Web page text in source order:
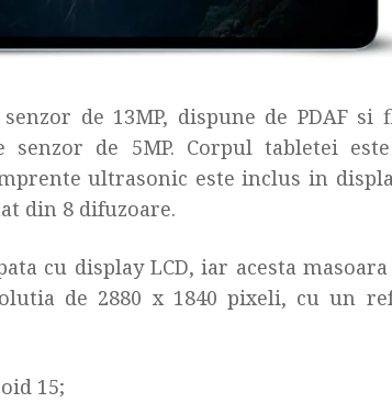
de 13MP, dispune de PDAF si
senzor de 5MP. Corpul tabletei
ultrasonic este inclus in
din 8 difuzoare.
cu display LCD, iar acesta
de 2880 x 1840 pixeli, cu un
15;